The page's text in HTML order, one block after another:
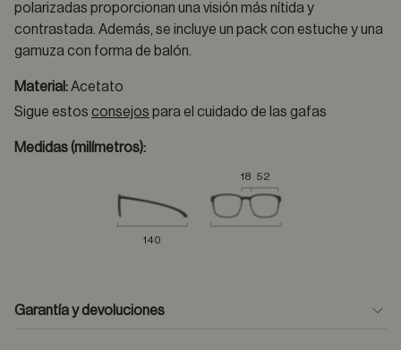
polarizadas proporcionan una visión más nítida y
contrastada. Además, se incluye un pack con estuche y una
gamuza con forma de balón.
Material:Acetato
Sigue estos consejos para el cuidado de las gafas
Medidas (milímetros):
18 52
140
Garantía y devoluciones